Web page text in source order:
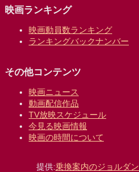
映画ランキング
映画動員数ランキング
ランキングバックナンバー
その他コンテンツ
映画ニュース
動画配信作品
TV放映スケジュール
今見る映画情報
映画の時間について
提供:乗換案内のジョルダン